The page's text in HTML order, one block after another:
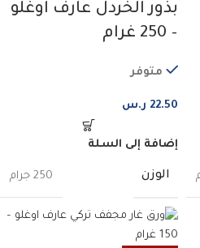
بذور الخردل عارف اوغلو
– 250 غرام
متوفر
22.50 ر.س
إضافة إلى السلة
الوزن 250 جرام